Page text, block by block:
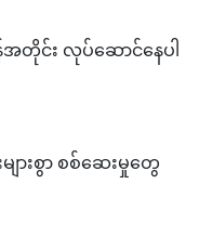
တိုင်း လုပ်ဆောင်နေပါ
ားစွာ စစ်ဆေးမှုတွေ